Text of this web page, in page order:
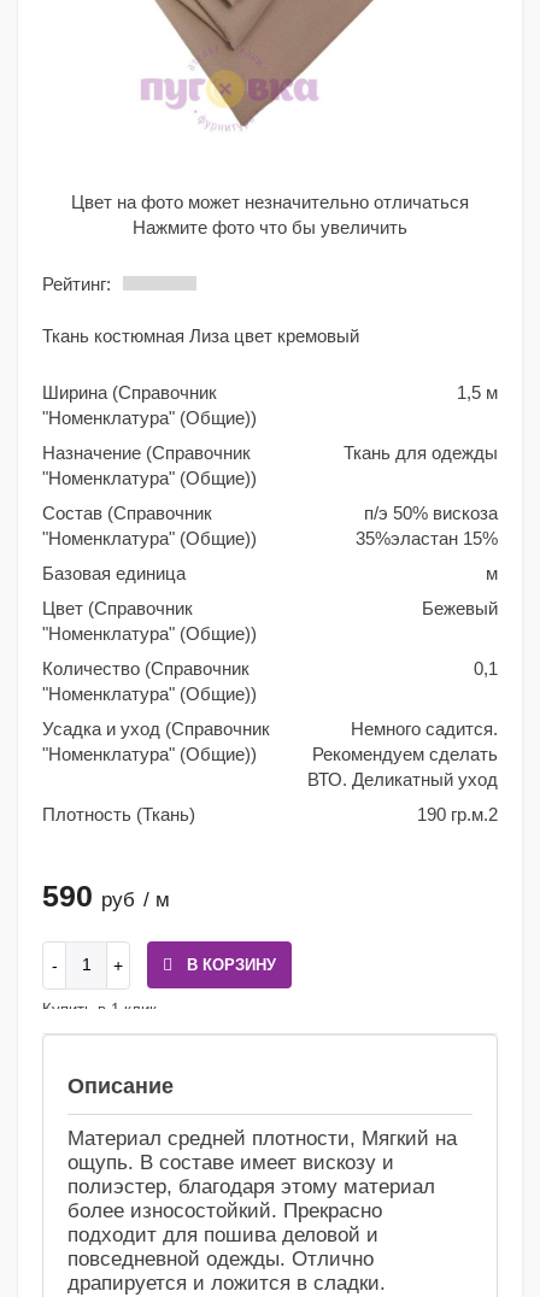
Цвет на фото может незначительно отличаться
Нажмите фото что бы увеличить
Рейтинг:
Ткань костюмная Лиза цвет кремовый
Ширина (Справочник
"Номенклатура" (Общие))
1,5 м
Назначение (Справочник
"Номенклатура" (Общие))
Ткань для одежды
Состав (Справочник
"Номенклатура" (Общие))
п/э 50% вискоза
35%эластан 15%
Базовая единица
м
Цвет (Справочник
"Номенклатура" (Общие))
Бежевый
Количество (Справочник
"Номенклатура" (Общие))
0,1
Усадка и уход (Справочник
"Номенклатура" (Общие))
Немного садится.
Рекомендуем сделать
ВТО. Деликатный уход
Плотность (Ткань)
190 гр.м.2
590 руб / м
В КОРЗИНУ
Купить в 1 клик
Описание
Материал средней плотности, Мягкий на
ощупь. В составе имеет вискозу и
полиэстер, благодаря этому материал
более износостойкий. Прекрасно
подходит для пошива деловой и
повседневной одежды. Отлично
драпируется и ложится в сладки.